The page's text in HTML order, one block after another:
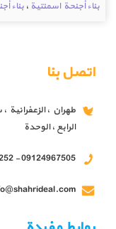
بناء أجنحة اسمنتية ،بناء
اتصل بنا
الرابع ، الوحدة
09124967505 - 09124687252